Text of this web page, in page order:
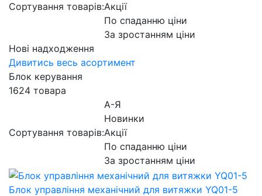
Сортування товарів:Акції
По спаданню ціни
За зростанням ціни
Нові надходження
Дивитись весь асортимент
Блок керування
1624 товара
Сортування товарів:
А-Я
Новинки
Акції
По спаданню ціни
За зростанням ціни
Блок управління механічний для витяжки YQ01-5